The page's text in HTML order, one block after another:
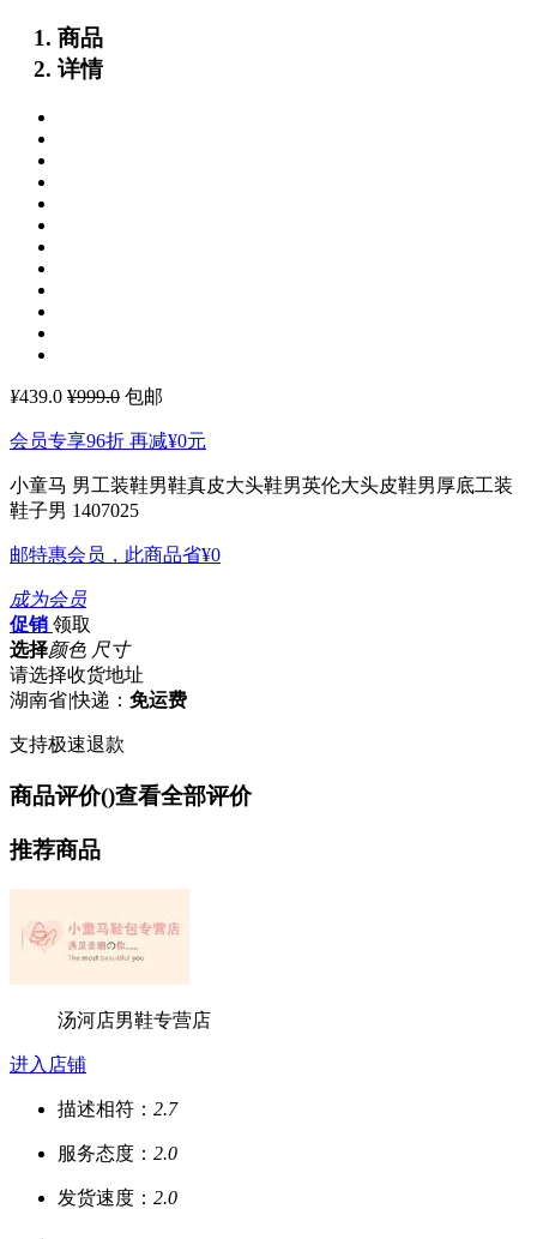
商品
详情
¥439.0 ¥999.0 包邮
会员专享96折 再减¥0元
小童马 男工装鞋男鞋真皮大头鞋男英伦大头皮鞋男厚底工装
鞋子男 1407025
邮特惠会员，此商品省¥0
成为会员
促销 领取
选择颜色 尺寸
请选择收货地址
湖南省|快递： 免运费
支持极速退款
商品评价()查看全部评价
推荐商品
汤河店男鞋专营店
进入店铺
描述相符： 2.7
服务态度： 2.0
发货速度： 2.0